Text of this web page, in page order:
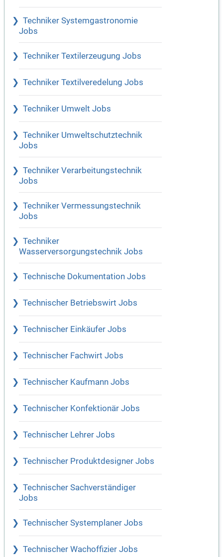
Techniker Systemgastronomie
Jobs
Techniker Textilerzeugung Jobs
Techniker Textilveredelung Jobs
Techniker Umwelt Jobs
Techniker Umweltschutztechnik
Jobs
Techniker Verarbeitungstechnik
Jobs
Techniker Vermessungstechnik
Jobs
Techniker
Wasserversorgungstechnik Jobs
Technische Dokumentation Jobs
Technischer Betriebswirt Jobs
Technischer Einkäufer Jobs
Technischer Fachwirt Jobs
Technischer Kaufmann Jobs
Technischer Konfektionär Jobs
Technischer Lehrer Jobs
Technischer Produktdesigner Jobs
Technischer Sachverständiger
Jobs
Technischer Systemplaner Jobs
Technischer Wachoffizier Jobs